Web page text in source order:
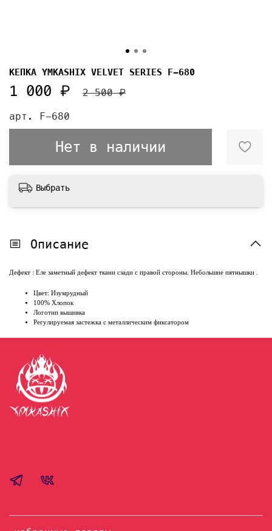
арт. F-680
КЕПКА YMKASHIX VELVET SERIES F-680
1 000 ₽ 2 500 ₽
Нет в наличии
Выбрать
Описание
Дефект : Еле заметный дефект ткани сзади с правой стороны. Небольшие пятнышки .
Цвет: Изумрудный
100% Хлопок
Логотип вышивка
Регулируемая застежка с металлическим фиксатором